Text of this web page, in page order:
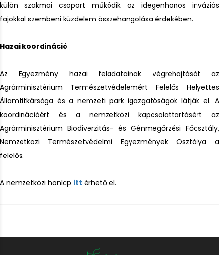
külön szakmai csoport működik az idegenhonos inváziós
fajokkal szembeni küzdelem összehangolása érdekében.
Hazai koordináció
Az Egyezmény hazai feladatainak végrehajtását az
Agrárminisztérium Természetvédelemért Felelős Helyettes
Államtitkársága és a nemzeti park igazgatóságok látják el. A
koordinációért és a nemzetközi kapcsolattartásért az
Agrárminisztérium Biodiverzitás- és Génmegőrzési Főosztály,
Nemzetközi Természetvédelmi Egyezmények Osztálya a
felelős.
A nemzetközi honlap itt érhető el.